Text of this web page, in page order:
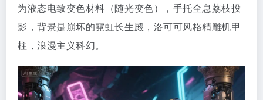
为液态电致变色材料（随光变色），手托全息荔枝投
影，背景是崩坏的霓虹长生殿，洛可可风格精雕机甲
柱，浪漫主义科幻。